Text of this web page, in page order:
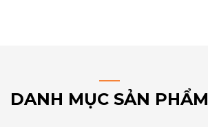
DANH MỤC SẢN PHẨM